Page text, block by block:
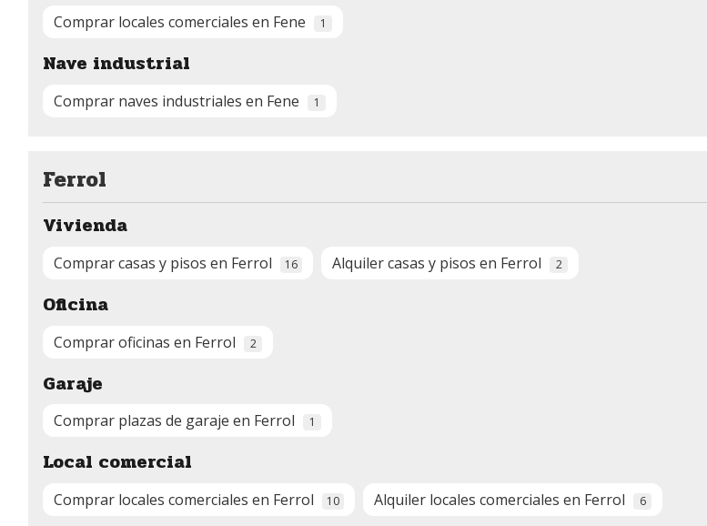
Comprar locales comerciales en Fene 1
Nave industrial
Comprar naves industriales en Fene 1
Ferrol
Vivienda
Comprar casas y pisos en Ferrol 16 Alquiler casas y pisos en Ferrol 2
Oficina
Comprar oficinas en Ferrol 2
Garaje
Comprar plazas de garaje en Ferrol 1
Local comercial
Comprar locales comerciales en Ferrol 10 Alquiler locales comerciales en Ferrol 6